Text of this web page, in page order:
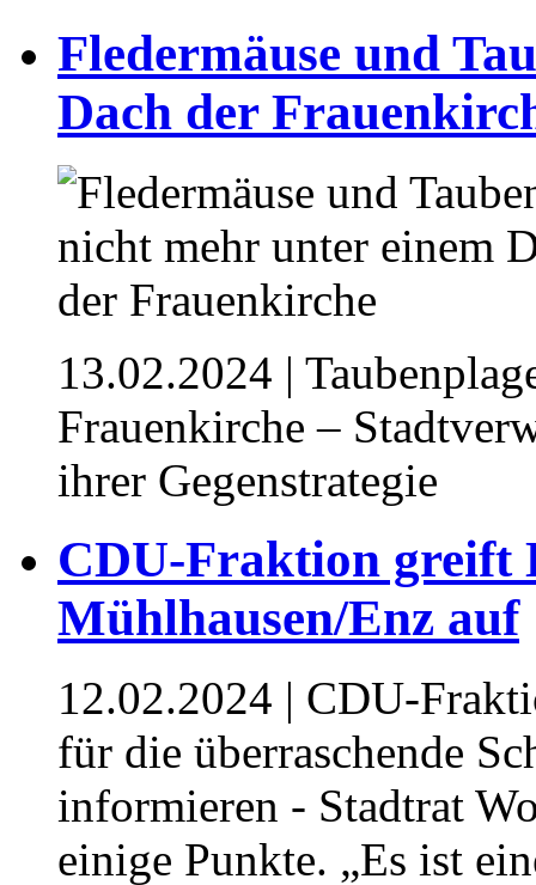
Fledermäuse und
Dach der
13.02.2024 |
Frauenkirche –
ihrer Gegenstrategie
CDU-Fraktion greift
Mühlhausen/Enz auf
12.02.2024 | CDU-
für die überraschende
informieren - Stadtrat
einige Punkte. „Es ist